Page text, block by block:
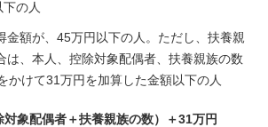
の人
金額が、45万円以下の人。ただし、扶養親
は、本人、控除対象配偶者、扶養親族の数
かけて31万円を加算した金額以下の人
象配偶者＋扶養親族の数）＋31万円